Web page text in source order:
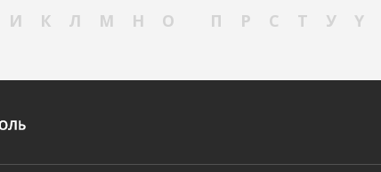
И К Л М Н О П Р С Т У Ү